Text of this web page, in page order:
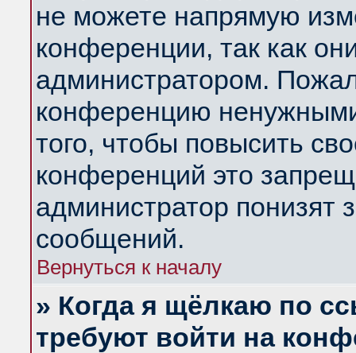
не можете напрямую
конференции, так как
администратором.
конференцию
того, чтобы повысить
конференций это
администратор понизят
сообщений.
Вернуться к началу
» Когда я щёлкаю по
требуют войти на